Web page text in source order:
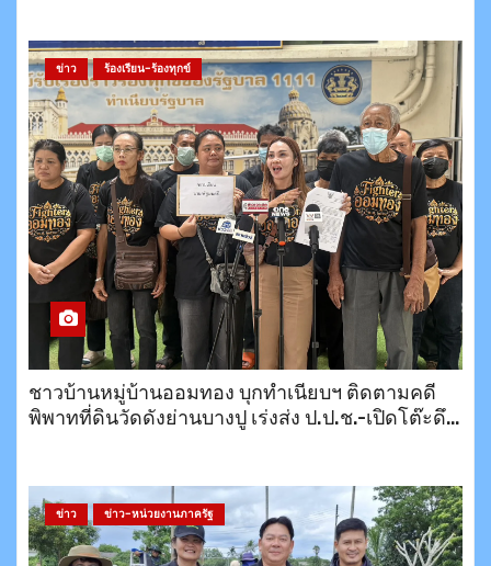
ข่าว ร้องเรียน-ร้องทุกข์
ชาวบ้านหมู่บ้านออมทอง บุกทำเนียบฯ ติดตามคดี
พิพาทที่ดินวัดดังย่านบางปู เร่งส่ง ป.ป.ช.-เปิดโต๊ะดึง
ข่าว ข่าว-หน่วยงานภาครัฐ